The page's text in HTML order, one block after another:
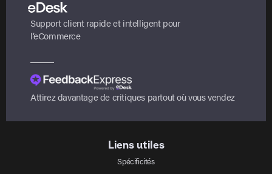
Support client rapide et intelligent pour
l’eCommerce
Attirez davantage de critiques partout où vous vendez
Liens utiles
Spécificités